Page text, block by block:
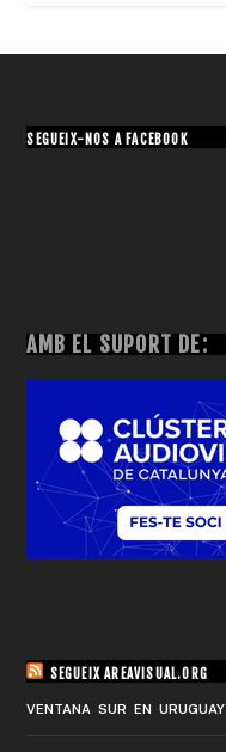
SEGUEIX-NOS A FACEBOOK
AMB EL SUPORT DE:
SEGUEIX AREAVISUAL.ORG
VENTANA SUR EN URUGUAY